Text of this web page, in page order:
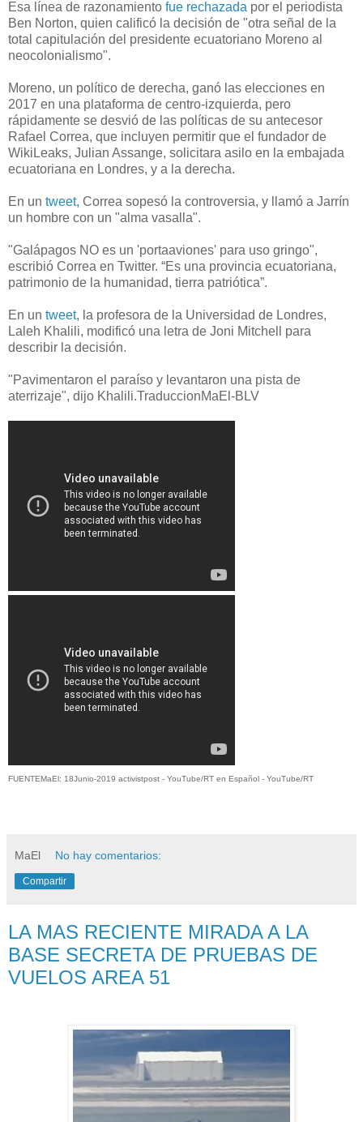
Esa línea de razonamiento fue rechazada por el periodista
Ben Norton, quien calificó la decisión de "otra señal de la
total capitulación del presidente ecuatoriano Moreno al
neocolonialismo".
Moreno, un político de derecha, ganó las elecciones en
2017 en una plataforma de centro-izquierda, pero
rápidamente se desvió de las políticas de su antecesor
Rafael Correa, que incluyen permitir que el fundador de
WikiLeaks, Julian Assange, solicitara asilo en la embajada
ecuatoriana en Londres, y a la derecha.
En un tweet, Correa sopesó la controversia, y llamó a Jarrín
un hombre con un "alma vasalla".
"Galápagos NO es un 'portaaviones' para uso gringo",
escribió Correa en Twitter. “Es una provincia ecuatoriana,
patrimonio de la humanidad, tierra patriótica”.
En un tweet, la profesora de la Universidad de Londres,
Laleh Khalili, modificó una letra de Joni Mitchell para
describir la decisión.
"Pavimentaron el paraíso y levantaron una pista de
aterrizaje", dijo Khalili.TraduccionMaEl-BLV
FUENTEMaEl: 18Junio-2019 activistpost - YouTube/RT en Español - YouTube/RT
MaEl No hay comentarios:
Compartir
LA MAS RECIENTE MIRADA A LA
BASE SECRETA DE PRUEBAS DE
VUELOS AREA 51